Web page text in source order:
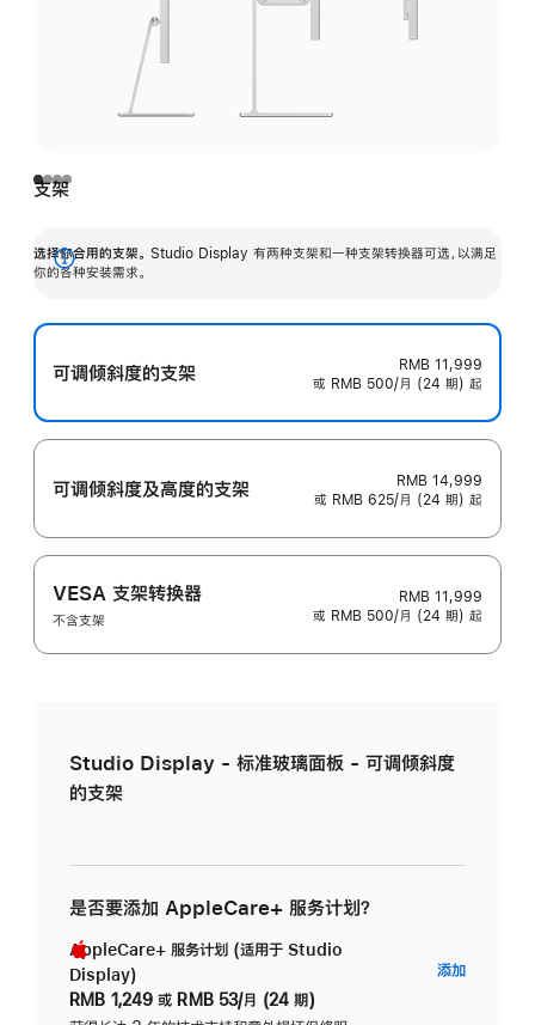
支架
选择你合用的支架。 Studio Display 有两种支架和一种支架转换器可选，以满足
你的各种安装需求。
展
可调倾斜度的支架
RMB 11,999
或 RMB 500/月 (24 期) 起
可调倾斜度及高‍度的支‍架
RMB 14,999
或 RMB 625/月 (24 期) 起
VESA 支架转换器
不含支架
RMB 11,999
或 RMB 500/月 (24 期) 起
Studio Display - 标准玻璃面板 - 可调倾斜度
的支架
是否要添加 AppleCare+ 服务计划？
AppleCare+ 服务计划 (适用于 Studio
Display)
RMB 1,249 或 RMB 53/月 (24 期)
添加